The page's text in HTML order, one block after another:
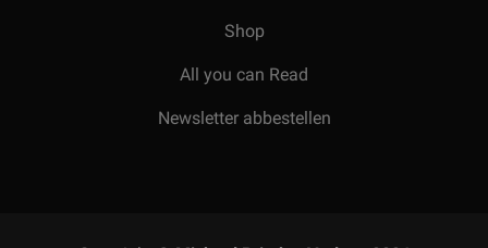
Shop
All you can Read
Newsletter abbestellen